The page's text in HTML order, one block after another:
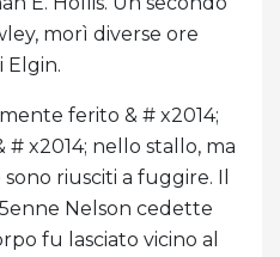
morì diverse ore
Elgin.
ferito & # x2014;
x2014; nello stallo, ma
sono riusciti a fuggire. Il
Nelson cedette
fu lasciato vicino al